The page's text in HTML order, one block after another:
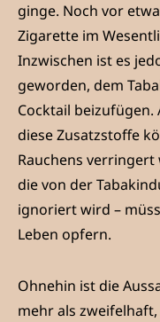
ginge. Noch vor
Zigarette im
Inzwischen ist es
geworden, dem
Cocktail beizufügen.
diese Zusatzstoffe
Rauchens verringert
die von der
ignoriert wird –
Leben opfern.
Ohnehin ist die
mehr als